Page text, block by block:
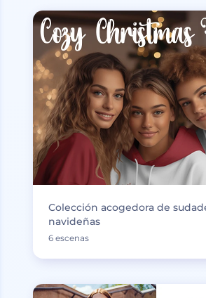
Colección acogedora de
navideñas
6 escenas